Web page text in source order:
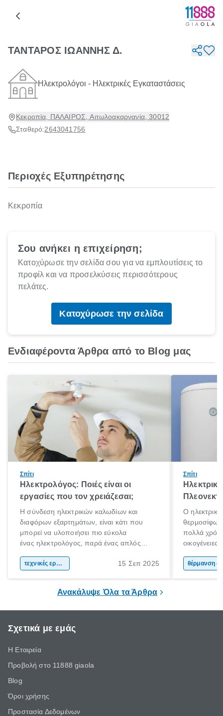
ΤΑΝΤΑΡΟΣ ΙΩΑΝΝΗΣ Δ.
Ηλεκτρολόγοι - Ηλεκτρικές Εγκαταστάσεις
Κεκροπία, ΠΑΛΑΙΡΟΣ, Αιτωλοακαρνανία, 30012
Σταθερό:2643041756
Περιοχές Εξυπηρέτησης
Κεκροπία
Σου ανήκει η επιχείρηση;
Κατοχύρωσε την σελίδα σου για να εμπλουτίσεις το
προφίλ και να προσελκύσεις περισσότερους
πελάτες.
Κατοχύρωσε την σελίδα
Ενδιαφέροντα Άρθρα από το Blog μας
Σπίτι
Ηλεκτρολόγος: Ποιές είναι οι
εργασίες που τον χρειάζεσαι;
Η σύνδεση ηλεκτρικών καλωδίων και
διαφόρων εξαρτημάτων, είναι κάτι που
μπορεί να υλοποιήσει πιο εύκολα
ένας ηλεκτρολόγος, παρά ένας απλός
περίπλοκα και επικίνδυνα. Αν έχεις στο νου
ηλεκτρολόγου είναι πιθανόν απαραίτητη.
τεχνικές εργασίες 15 Σεπ 2025
Σπίτι
Ο
πολλά
θέρμανσης
Ανακάλυψε Όλα τα Άρθρα
Σχετικά με εμάς
Η Εταιρεία
Προβολή στο 11888 giaola
Blog
Όροι χρήσης
Προστασία Δεδομένων